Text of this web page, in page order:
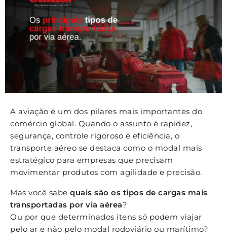
A aviação é um dos pilares mais importantes do
comércio global. Quando o assunto é rapidez,
segurança, controle rigoroso e eficiência, o
transporte aéreo se destaca como o modal mais
estratégico para empresas que precisam
movimentar produtos com agilidade e precisão.
Mas você sabe quais são os tipos de cargas mais
transportadas por via aérea?
Ou por que determinados itens só podem viajar
pelo ar e não pelo modal rodoviário ou marítimo?